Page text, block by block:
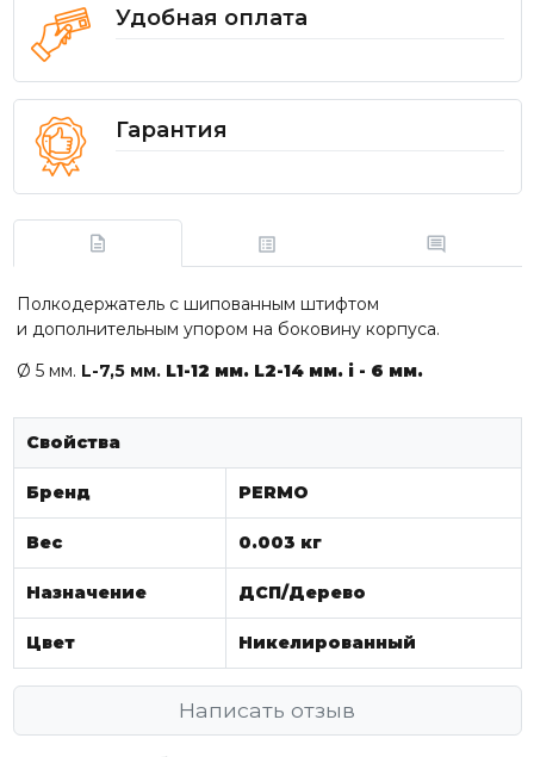
Удобная оплата
Гарантия
Полкодержатель с шипованным штифтом
и дополнительным упором на боковину корпуса.
Ø 5 мм. L-7,5 мм. L1-12 мм. L2-14 мм. i - 6 мм.
Свойства
Бренд PERMO
Вес 0.003 кг
Назначение ДСП/Дерево
Цвет Никелированный
Написать отзыв